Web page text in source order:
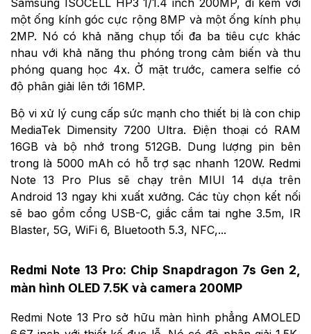
Samsung ISOCELL HP3 1/1.4 inch 200MP, đi kèm với
một ống kính góc cực rộng 8MP và một ống kính phụ
2MP. Nó có khả năng chụp tối đa ba tiêu cực khác
nhau với khả năng thu phóng trong cảm biến và thu
phóng quang học 4x. Ở mặt trước, camera selfie có
độ phân giải lên tới 16MP.
Bộ vi xử lý cung cấp sức mạnh cho thiết bị là con chip
MediaTek Dimensity 7200 Ultra. Điện thoại có RAM
16GB và bộ nhớ trong 512GB. Dung lượng pin bên
trong là 5000 mAh có hỗ trợ sạc nhanh 120W. Redmi
Note 13 Pro Plus sẽ chạy trên MIUI 14 dựa trên
Android 13 ngay khi xuất xưởng. Các tùy chọn kết nối
sẽ bao gồm cổng USB-C, giắc cắm tai nghe 3.5m, IR
Blaster, 5G, WiFi 6, Bluetooth 5.3, NFC,...
Redmi Note 13 Pro: Chip Snapdragon 7s Gen 2,
màn hình OLED 7.5K và camera 200MP
Redmi Note 13 Pro sở hữu màn hình phẳng AMOLED